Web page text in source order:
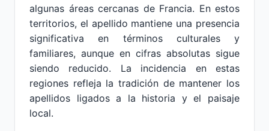
algunas áreas cercanas de Francia. En estos
territorios, el apellido mantiene una presencia
significativa en términos culturales y
familiares, aunque en cifras absolutas sigue
siendo reducido. La incidencia en estas
regiones refleja la tradición de mantener los
apellidos ligados a la historia y el paisaje
local.